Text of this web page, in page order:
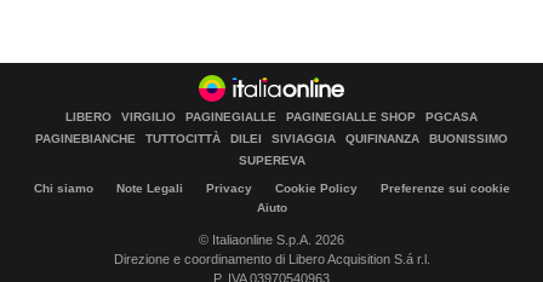
LIBERO VIRGILIO PAGINEGIALLE PAGINEGIALLE SHOP
PGCASA
PAGINEBIANCHE
TUTTOCITTÀ DILEI SIVIAGGIA QUIFINANZA
BUONISSIMO
SUPEREVA
Chi siamo Note Legali Privacy Cookie Policy
Preferenze sui cookie
Aiuto
© Italiaonline S.p.A. 2026
Direzione e coordinamento di Libero Acquisition S.á r.l.
P. IVA 03970540963